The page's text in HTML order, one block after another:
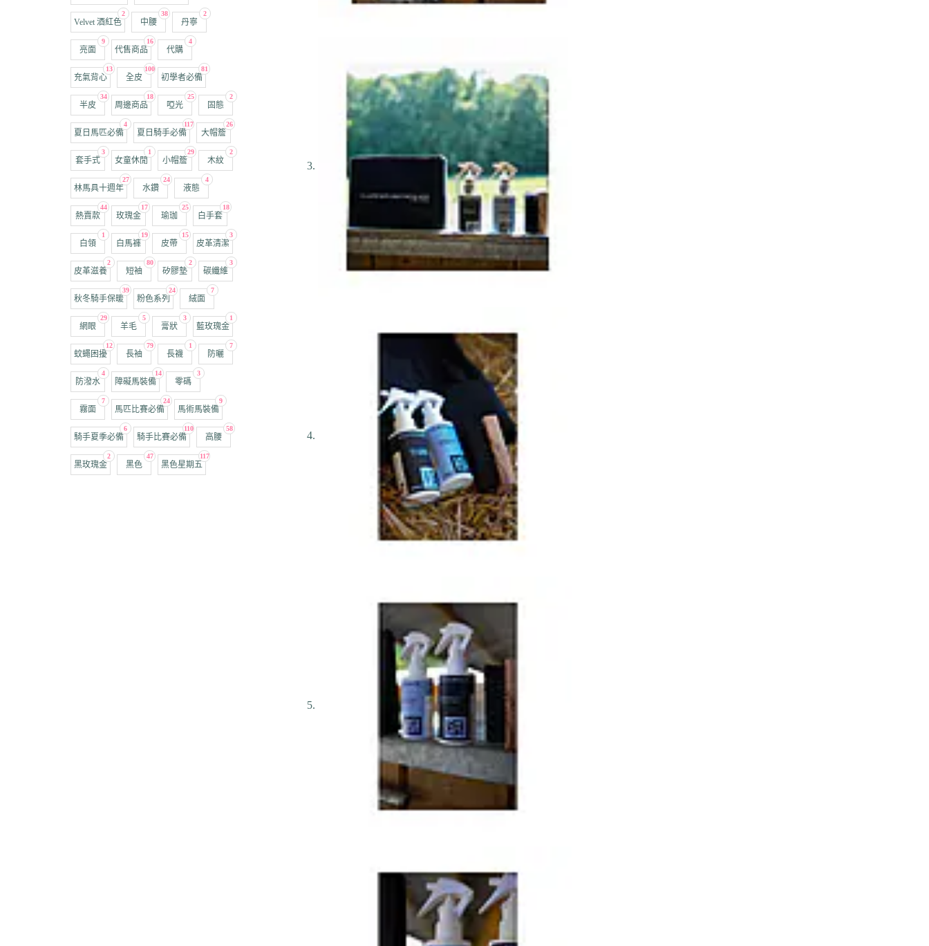
2
Velvet 酒紅色
38
中腰
2
丹寧
9
亮面
16
代售商品
4
代購
13
充氣背心
100
全皮
81
初學者必備
34
半皮
18
周邊商品
25
啞光
2
固態
4
夏日馬匹必備
117
夏日騎手必備
26
大帽簷
3
套手式
1
女童休閒
29
小帽簷
2
木紋
27
林馬具十週年
24
水鑽
4
液態
44
熱賣款
17
玫瑰金
25
瑜珈
18
白手套
1
白領
19
白馬褲
15
皮帶
3
皮革清潔
2
皮革滋養
80
短袖
2
矽膠墊
3
碳纖維
39
秋冬騎手保暖
24
粉色系列
7
絨面
29
網眼
5
羊毛
3
膏狀
1
藍玫瑰金
12
蚊蠅困擾
79
長袖
1
長襪
7
防曬
4
防潑水
14
障礙馬裝備
3
零碼
7
霧面
24
馬匹比賽必備
9
馬術馬裝備
6
騎手夏季必備
110
騎手比賽必備
58
高腰
2
黑玫瑰金
47
黑色
117
黑色星期五